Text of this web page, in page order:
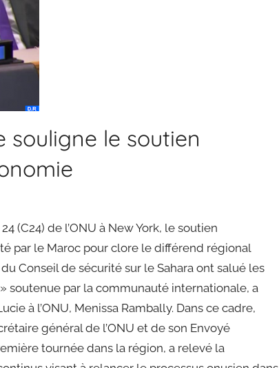
souligne le soutien
(C24) de l’ONU à New York, le soutien
par le Maroc pour clore le différend régional
Conseil de sécurité sur le Sahara ont salué les
soutenue par la communauté internationale, a
à l’ONU, Menissa Rambally. Dans ce cadre,
général de l’ONU et de son Envoyé
tournée dans la région, a relevé la